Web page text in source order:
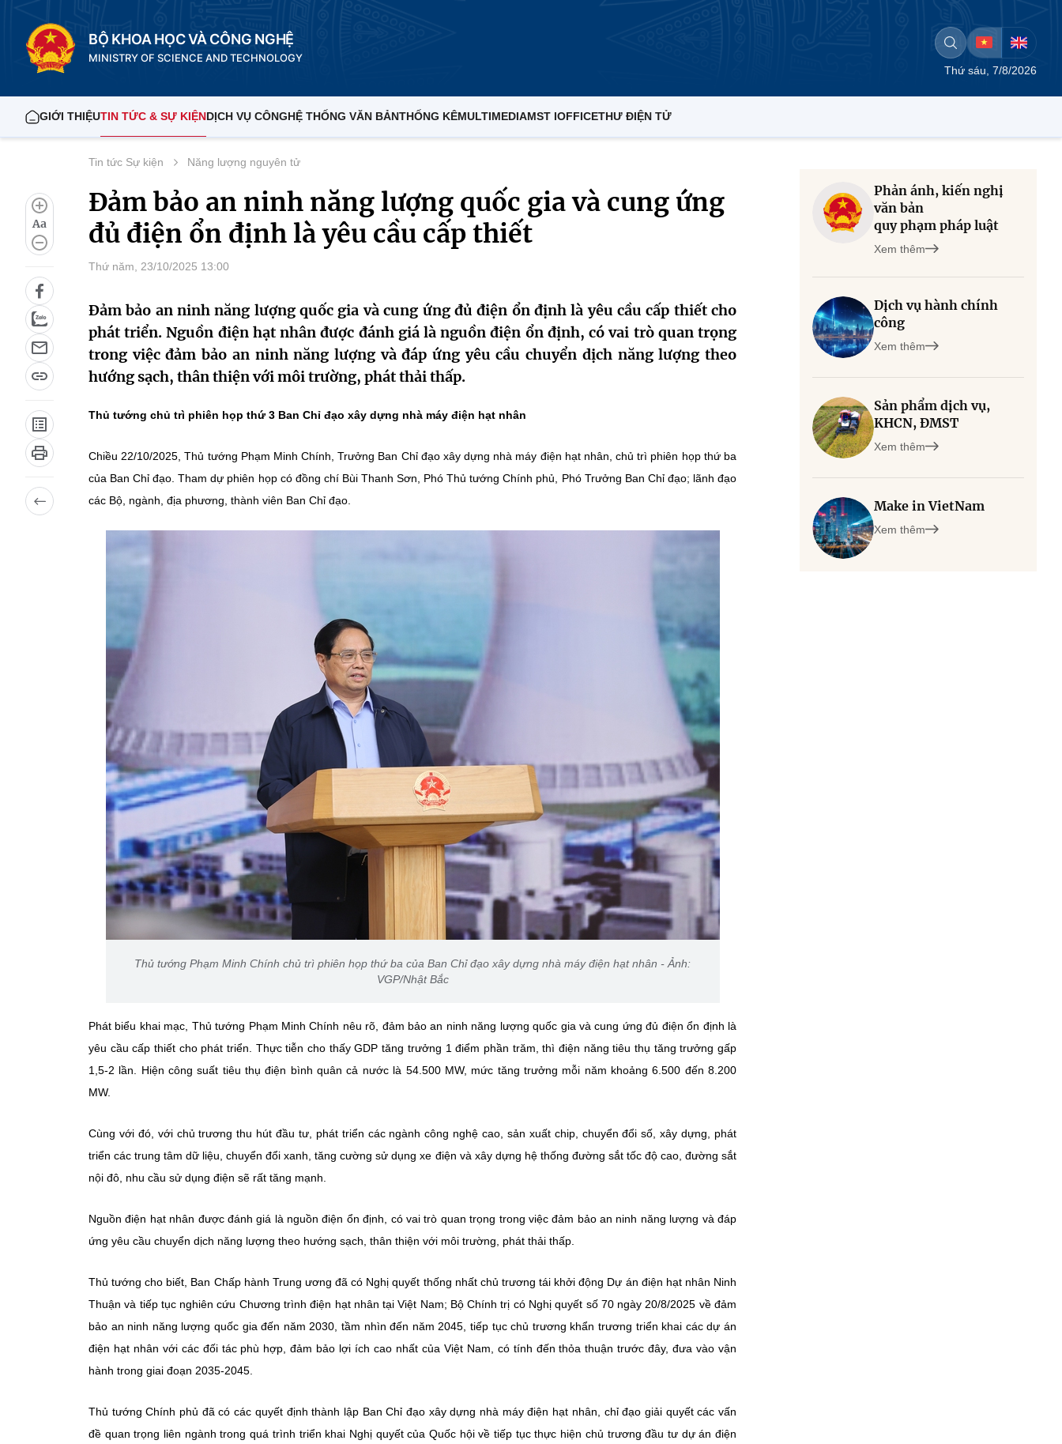
BỘ KHOA HỌC VÀ CÔNG NGHỆ
MINISTRY OF SCIENCE AND TECHNOLOGY
Thứ sáu, 7/8/2026
GIỚI THIỆUTIN TỨC & SỰ KIỆNDỊCH VỤ CÔNGHỆ THỐNG VĂN BẢNTHỐNG KÊMULTIMEDIAMST IOFFICETHƯ ĐIỆN TỬ
Aa
Tin tức Sự kiện Năng lượng nguyên tử
Đảm bảo an ninh năng lượng quốc gia và cung ứng
đủ điện ổn định là yêu cầu cấp thiết
Thứ năm, 23/10/2025 13:00
Đảm bảo an ninh năng lượng quốc gia và cung ứng đủ điện ổn định là yêu cầu cấp thiết cho
phát triển. Nguồn điện hạt nhân được đánh giá là nguồn điện ổn định, có vai trò quan trọng
trong việc đảm bảo an ninh năng lượng và đáp ứng yêu cầu chuyển dịch năng lượng theo
hướng sạch, thân thiện với môi trường, phát thải thấp.
Thủ tướng chủ trì phiên họp thứ 3 Ban Chỉ đạo xây dựng nhà máy điện hạt nhân
Chiều 22/10/2025, Thủ tướng Phạm Minh Chính, Trưởng Ban Chỉ đạo xây dựng nhà máy điện hạt nhân, chủ trì phiên họp thứ ba
của Ban Chỉ đạo. Tham dự phiên họp có đồng chí Bùi Thanh Sơn, Phó Thủ tướng Chính phủ, Phó Trưởng Ban Chỉ đạo; lãnh đạo
các Bộ, ngành, địa phương, thành viên Ban Chỉ đạo.
Thủ tướng Phạm Minh Chính chủ trì phiên họp thứ ba của Ban Chỉ đạo xây dựng nhà máy điện hạt nhân - Ảnh:
VGP/Nhật Bắc
Phát biểu khai mạc, Thủ tướng Phạm Minh Chính nêu rõ, đảm bảo an ninh năng lượng quốc gia và cung ứng đủ điện ổn định là
yêu cầu cấp thiết cho phát triển. Thực tiễn cho thấy GDP tăng trưởng 1 điểm phần trăm, thì điện năng tiêu thụ tăng trưởng gấp
1,5-2 lần. Hiện công suất tiêu thụ điện bình quân cả nước là 54.500 MW, mức tăng trưởng mỗi năm khoảng 6.500 đến 8.200
MW.
Cùng với đó, với chủ trương thu hút đầu tư, phát triển các ngành công nghệ cao, sản xuất chip, chuyển đổi số, xây dựng, phát
triển các trung tâm dữ liệu, chuyển đổi xanh, tăng cường sử dụng xe điện và xây dựng hệ thống đường sắt tốc độ cao, đường sắt
nội đô, nhu cầu sử dụng điện sẽ rất tăng mạnh.
Nguồn điện hạt nhân được đánh giá là nguồn điện ổn định, có vai trò quan trọng trong việc đảm bảo an ninh năng lượng và đáp
ứng yêu cầu chuyển dịch năng lượng theo hướng sạch, thân thiện với môi trường, phát thải thấp.
Thủ tướng cho biết, Ban Chấp hành Trung ương đã có Nghị quyết thống nhất chủ trương tái khởi động Dự án điện hạt nhân Ninh
Thuận và tiếp tục nghiên cứu Chương trình điện hạt nhân tại Việt Nam; Bộ Chính trị có Nghị quyết số 70 ngày 20/8/2025 về đảm
bảo an ninh năng lượng quốc gia đến năm 2030, tầm nhìn đến năm 2045, tiếp tục chủ trương khẩn trương triển khai các dự án
điện hạt nhân với các đối tác phù hợp, đảm bảo lợi ích cao nhất của Việt Nam, có tính đến thỏa thuận trước đây, đưa vào vận
hành trong giai đoạn 2035-2045.
Thủ tướng Chính phủ đã có các quyết định thành lập Ban Chỉ đạo xây dựng nhà máy điện hạt nhân, chỉ đạo giải quyết các vấn
đề quan trọng liên ngành trong quá trình triển khai Nghị quyết của Quốc hội về tiếp tục thực hiện chủ trương đầu tư dự án điện
Phản ánh, kiến nghị
văn bản
quy phạm pháp luật
Xem thêm
Dịch vụ hành chính
công
Xem thêm
Sản phẩm dịch vụ,
KHCN, ĐMST
Xem thêm
Make in VietNam
Xem thêm